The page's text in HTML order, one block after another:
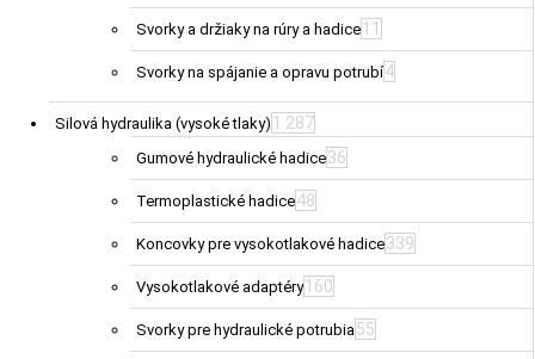
Svorky a držiaky na rúry a hadice 11
Svorky na spájanie a opravu potrubí4
Silová hydraulika (vysoké tlaky) 1 287
Gumové hydraulické hadice36
Termoplastické hadice48
Koncovky pre vysokotlakové hadice339
Vysokotlakové adaptéry 160
Svorky pre hydraulické potrubia55